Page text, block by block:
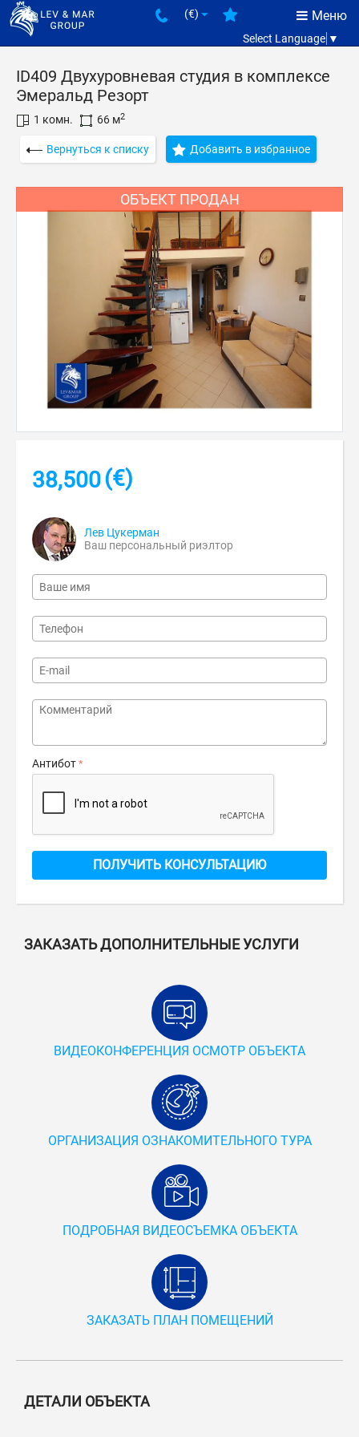
Меню
(€)
Select Language ▼
ID409 Двухуровневая студия в комплексе
Эмеральд Резорт
1 комн. 66 м2
Вернуться к списку Добавить в избранное
ОБЪЕКТ ПРОДАН
38,500(€)
Лев Цукерман
Ваш персональный риэлтор
Антибот
ПОЛУЧИТЬ КОНСУЛЬТАЦИЮ
ЗАКАЗАТЬ ДОПОЛНИТЕЛЬНЫЕ УСЛУГИ
ВИДЕОКОНФЕРЕНЦИЯ ОСМОТР ОБЪЕКТА
ОРГАНИЗАЦИЯ ОЗНАКОМИТЕЛЬНОГО ТУРА
ПОДРОБНАЯ ВИДЕОСЪЕМКА ОБЪЕКТА
ЗАКАЗАТЬ ПЛАН ПОМЕЩЕНИЙ
ДЕТАЛИ ОБЪЕКТА